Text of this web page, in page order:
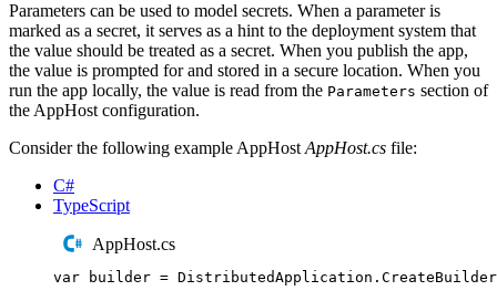
Parameters can be used to model secrets. When a parameter is
marked as a secret, it serves as a hint to the deployment system that
the value should be treated as a secret. When you publish the app,
the value is prompted for and stored in a secure location. When you
run the app locally, the value is read from the Parameters section of
the AppHost configuration.
Consider the following example AppHost AppHost.cs file:
C#
TypeScript
AppHost.cs
var builder = DistributedApplication . CreateBuilder